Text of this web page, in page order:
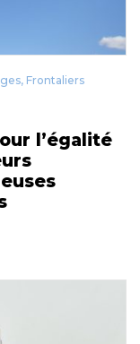
, Frontaliers
l’égalité